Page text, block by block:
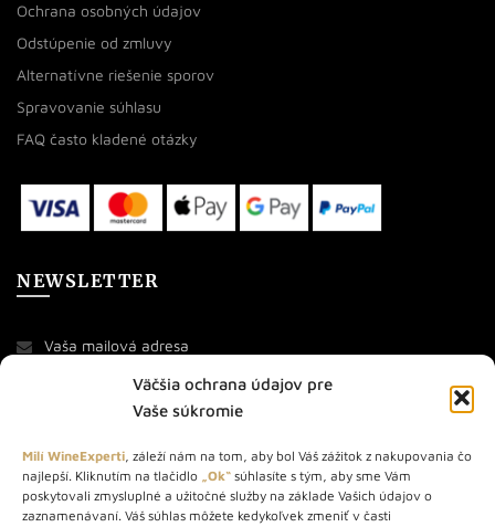
Väčšia ochrana údajov pre
Vaše súkromie
Milí WineExperti, záleží nám na tom, aby bol Váš zážitok z nakupovania čo
najlepší. Kliknutím na tlačidlo „Ok“ súhlasíte s tým, aby sme Vám
poskytovali zmysluplné a užitočné služby na základe Vašich údajov o
zaznamenávaní. Váš súhlas môžete kedykoľvek zmeniť v časti
Ochrana osobných údajov
Odstúpenie od zmluvy
Alternatívne riešenie sporov
Spravovanie súhlasu
FAQ často kladené otázky
NEWSLETTER
O NÁS